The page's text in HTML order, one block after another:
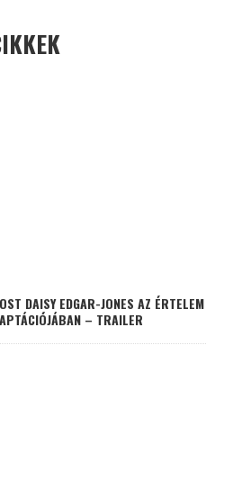
DAISY EDGAR-JONES AZ ÉRTELEM
– TRAILER